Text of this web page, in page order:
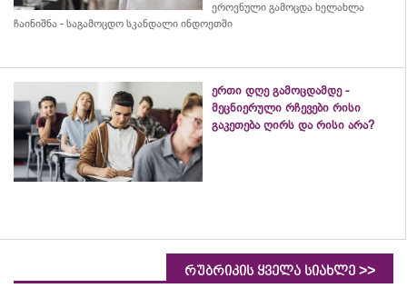
ეროვნული გამოცდა ხელახლა
ჩაინიშნა - საგამოცდო სკანდალი ინდოეთში
ერთი დღე გამოცდამდე -
მეცნიერული რჩევები რისი
გაკეთება ღირს და რისი არა?
რუბრიკის ყველა სიახლე >>